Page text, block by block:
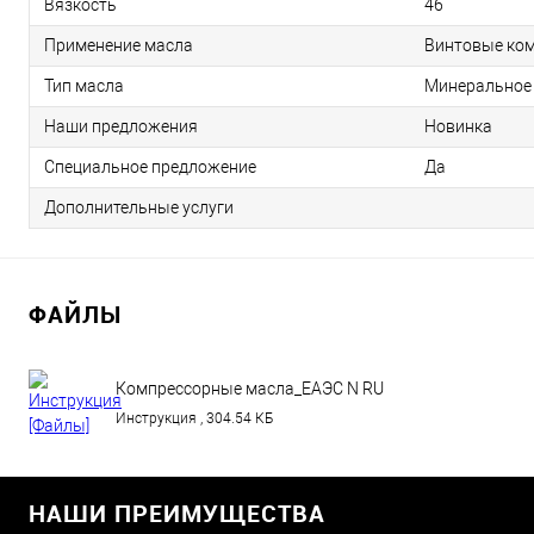
Вязкость 46
Применение масла Винтовые
Тип масла Минеральное
Наши предложения Новинка
Специальное предложение Да
Дополнительные услуги
ФАЙЛЫ
Компрессорные масла_ЕАЭС N RU
Д-HU.РА01.В.44751_30.07.2021.pdf
Инструкция , 304.54 КБ
НАШИ ПРЕИМУЩЕСТВА